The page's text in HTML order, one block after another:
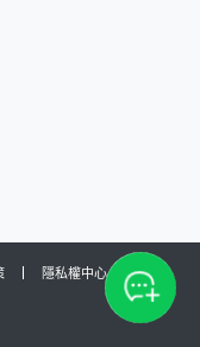
隱私權中心